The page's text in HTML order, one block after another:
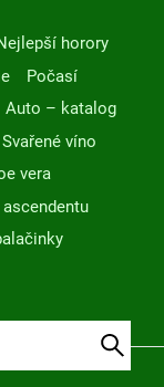
horory
Počasí
Auto – katalog
Svařené víno
vera